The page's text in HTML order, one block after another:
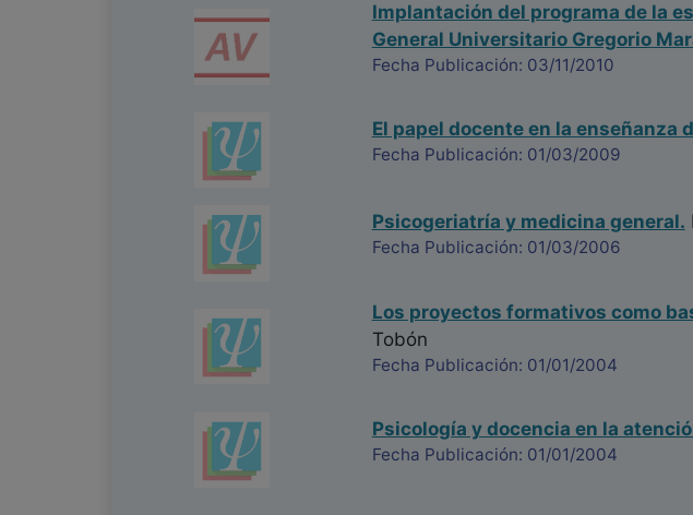
Implantación del programa de la
General Universitario Gregorio
Fecha Publicación: 03/11/2010
El papel docente en la enseñanza
Fecha Publicación: 01/03/2009
Psicogeriatría y medicina general.
Fecha Publicación: 01/03/2006
Los proyectos formativos como
Tobón
Fecha Publicación: 01/01/2004
Psicología y docencia en la
Fecha Publicación: 01/01/2004